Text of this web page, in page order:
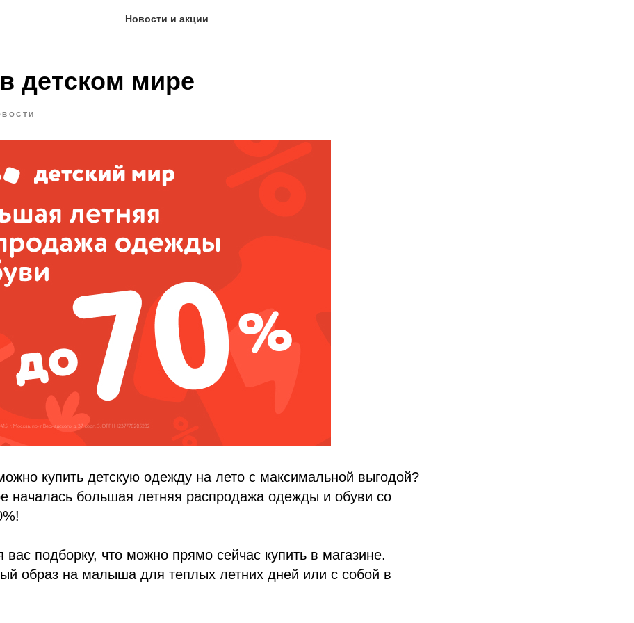
Новости и акции
детском мире
купить детскую одежду на лето с максимальной выгодой?
началась большая летняя распродажа одежды и обуви со
подборку, что можно прямо сейчас купить в магазине.
образ на малыша для теплых летних дней или с собой в